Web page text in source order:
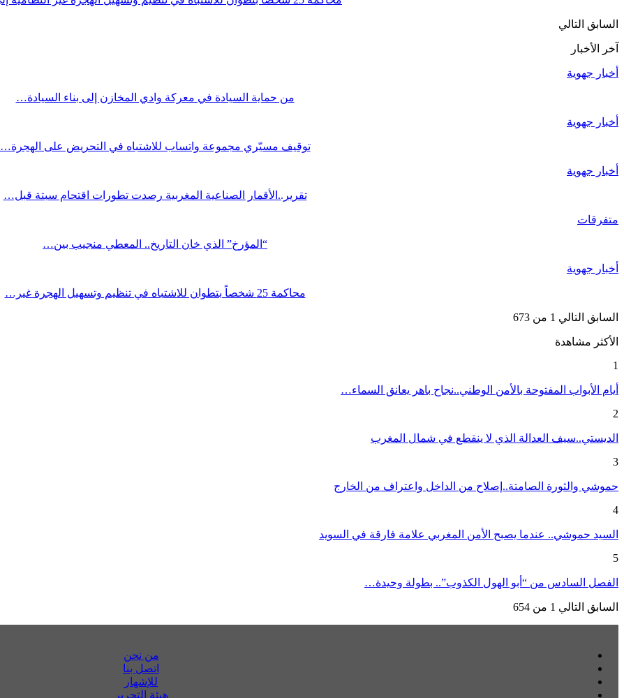
السابق التالي
آخر الأخبار
أخبار جهوية
من حماية السيادة في معركة وادي المخازن إلى بناء السيادة…
أخبار جهوية
توقيف مسيّري مجموعة واتساب للاشتباه في التحريض على الهجرة…
أخبار جهوية
تقرير..الأقمار الصناعية المغربية رصدت تطورات اقتحام سبتة قبل…
متفرقات
“المؤرخ” الذي خان التاريخ.. المعطي منجيب بين…
أخبار جهوية
محاكمة 25 شخصاً بتطوان للاشتباه في تنظيم وتسهيل الهجرة غير…
السابق التالي 1 من 673
الأكثر مشاهدة
1
أيام الأبواب المفتوحة بالأمن الوطني..نجاح باهر يعانق السماء…
2
الديستي..سيف العدالة الذي لا ينقطع في شمال المغرب
3
حموشي والثورة الصامتة..إصلاح من الداخل واعتراف من الخارج
4
السيد حموشي.. عندما يصبح الأمن المغربي علامة فارقة في السويد
5
الفصل السادس من “أبو الهول الكذوب”.. بطولة وحيدة…
السابق التالي 1 من 654
من نحن
اتصل بنا
للإشهار
هيئة التحرير